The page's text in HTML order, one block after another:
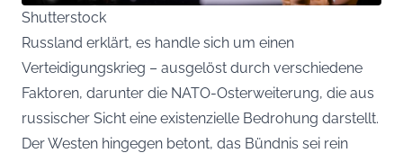
Shutterstock
Russland erklärt, es handle sich um einen
Verteidigungskrieg – ausgelöst durch verschiedene
Faktoren, darunter die NATO-Osterweiterung, die aus
russischer Sicht eine existenzielle Bedrohung darstellt.
Der Westen hingegen betont, das Bündnis sei rein